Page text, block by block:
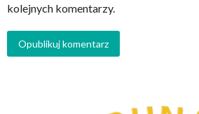
kolejnych komentarzy.